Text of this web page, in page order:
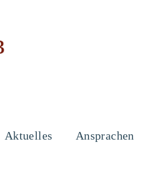
Aktuelles Ansprachen